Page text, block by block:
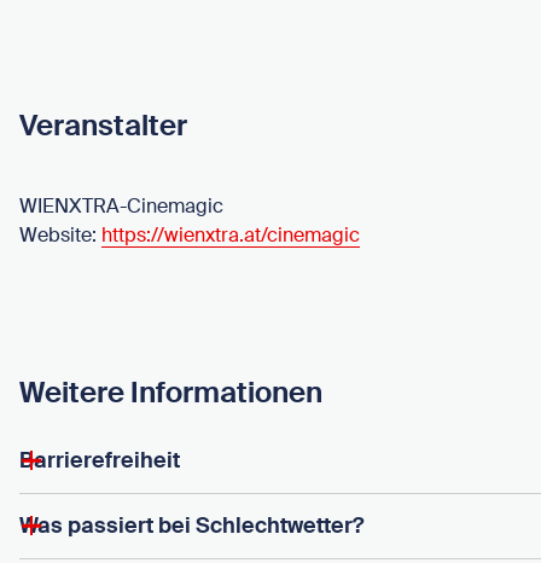
Veranstalter
WIENXTRA-Cinemagic
Website: https://wienxtra.at/cinemagic
Weitere Informationen
Barrierefreiheit
Was passiert bei Schlechtwetter?